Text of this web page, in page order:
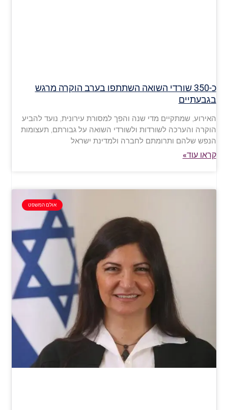
כ-350 שורדי השואה השתתפו בערב הוקרה מרגש
בגבעתיים
האירוע, שמתקיים מדי שנה והפך למסורת עירונית, נועד להביע
הוקרה והערכה לשורדות ולשורדי השואה על גבורתם, תעצומות
הנפש שלהם ותרומתם לחברה ולמדינת ישראל
קראו עוד»
אולם המשפט